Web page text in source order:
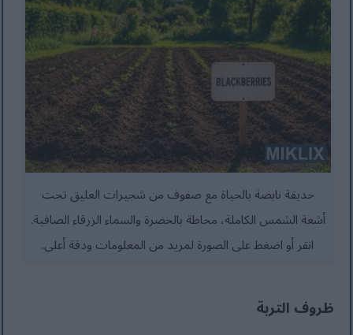
حديقة نابضة بالحياة مع صفوف من شجيرات العليق تحت
أشعة الشمس الكاملة، محاطة بالخضرة والسماء الزرقاء الصافية.
انقر أو اضغط على الصورة لمزيد من المعلومات ودقة أعلى.
ظروف التربة